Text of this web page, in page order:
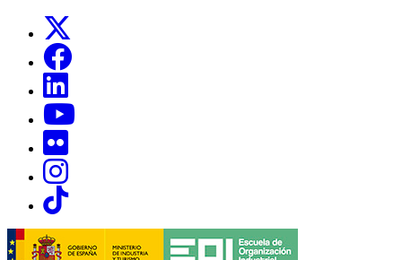
Links, Opens in this window
Links, Opens in this window
Links, Opens in this window
Links, Opens in this window
Links, Opens in this window